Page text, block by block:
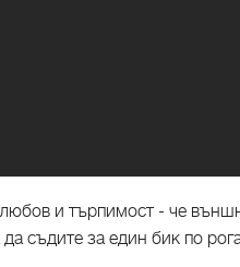
и търпимост - че
съдите за един бик по